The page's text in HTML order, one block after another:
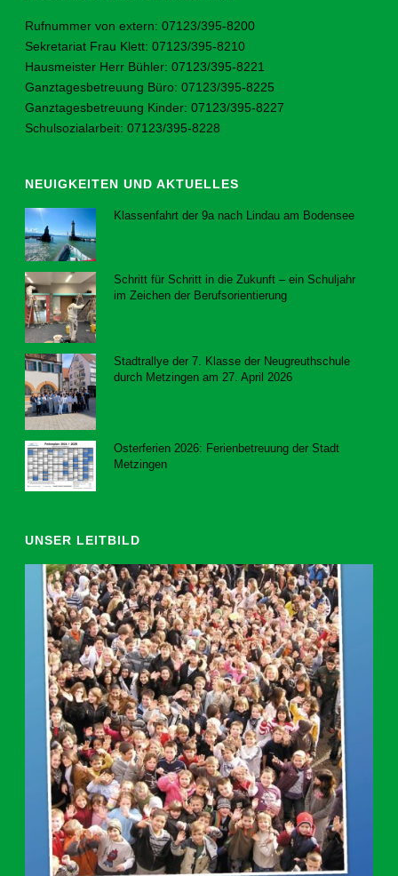
Rufnummer von extern: 07123/395-8200
Sekretariat Frau Klett: 07123/395-8210
Hausmeister Herr Bühler: 07123/395-8221
Ganztagesbetreuung Büro: 07123/395-8225
Ganztagesbetreuung Kinder: 07123/395-8227
Schulsozialarbeit: 07123/395-8228
NEUIGKEITEN UND AKTUELLES
Klassenfahrt der 9a nach Lindau am Bodensee
Schritt für Schritt in die Zukunft – ein Schuljahr
im Zeichen der Berufsorientierung
Stadtrallye der 7. Klasse der Neugreuthschule
durch Metzingen am 27. April 2026
Osterferien 2026: Ferienbetreuung der Stadt
Metzingen
UNSER LEITBILD